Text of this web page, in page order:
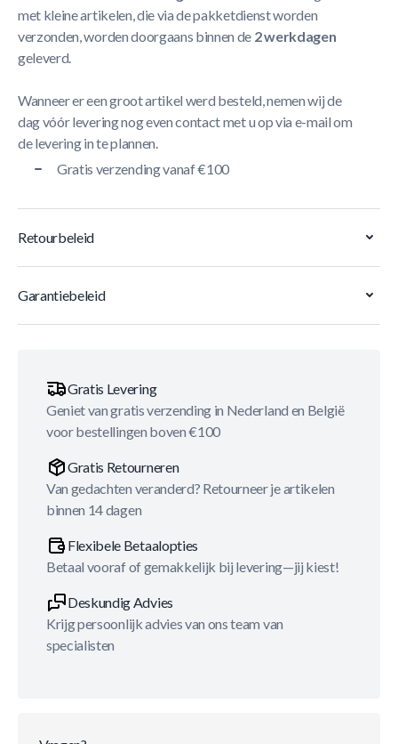
met kleine artikelen, die via de pakketdienst worden
verzonden, worden doorgaans binnen de 2 werkdagen
geleverd.
Wanneer er een groot artikel werd besteld, nemen wij de
dag vóór levering nog even contact met u op via e-mail om
de levering in te plannen.
Gratis verzending vanaf €100
Retourbeleid
Garantiebeleid
Gratis Levering
Geniet van gratis verzending in Nederland en België
voor bestellingen boven €100
Gratis Retourneren
Van gedachten veranderd? Retourneer je artikelen
binnen 14 dagen
Flexibele Betaalopties
Betaal vooraf of gemakkelijk bij levering—jij kiest!
Deskundig Advies
Krijg persoonlijk advies van ons team van
specialisten